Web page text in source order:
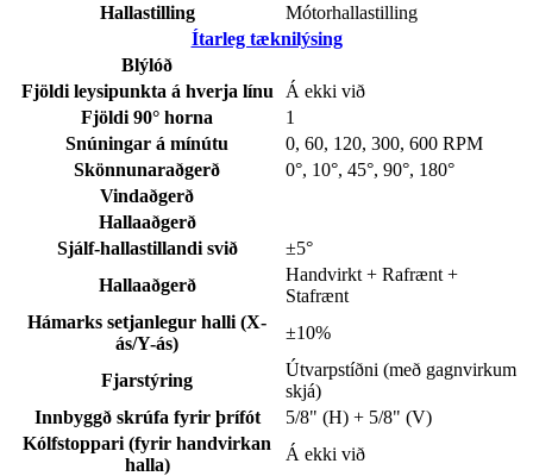
Hallastilling
Mótorhallastilling
Ítarleg tæknilýsing
Blýlóð
Fjöldi leysipunkta á hverja línu
Á ekki við
Fjöldi 90° horna
1
Snúningar á mínútu
0, 60, 120, 300, 600 RPM
Skönnunaraðgerð
0°, 10°, 45°, 90°, 180°
Vindaðgerð
Hallaaðgerð
Sjálf-hallastillandi svið
±5°
Hallaaðgerð
Handvirkt + Rafrænt +
Stafrænt
Hámarks setjanlegur halli (X-
ás/Y-ás)
±10%
Fjarstýring
Útvarpstíðni (með gagnvirkum
skjá)
Innbyggð skrúfa fyrir þrífót
5/8" (H) + 5/8" (V)
Kólfstoppari (fyrir handvirkan
halla)
Á ekki við